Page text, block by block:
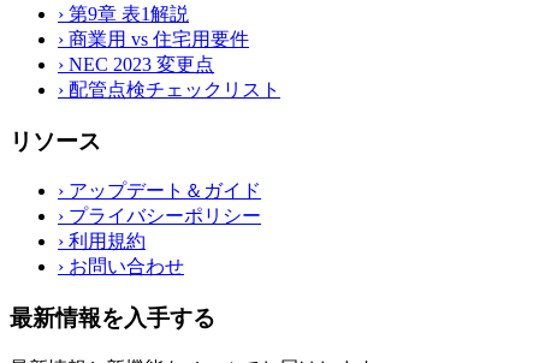
› 第9章 表1解説
› 商業用 vs 住宅用要件
› NEC 2023 変更点
› 配管点検チェックリスト
リソース
› アップデート＆ガイド
› プライバシーポリシー
› 利用規約
› お問い合わせ
最新情報を入手する